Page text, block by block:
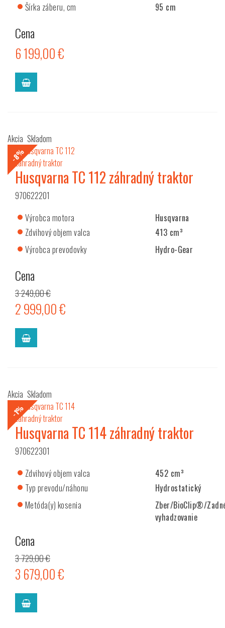
Šírka záberu, cm
95 cm
Cena
6 199,00 €
Akcia Skladom
-8%
Husqvarna TC 112 záhradný traktor
970622201
Výrobca motora
Husqvarna
Zdvihový objem valca
413 cm³
Výrobca prevodovky
Hydro-Gear
Cena
3 249,00 €
2 999,00 €
Akcia Skladom
-1%
Husqvarna TC 114 záhradný traktor
970622301
Zdvihový objem valca
452 cm³
Typ prevodu/náhonu
Hydrostatický
Metóda(y) kosenia
Zber/BioClip®/
vyhadzovanie
Cena
3 729,00 €
3 679,00 €